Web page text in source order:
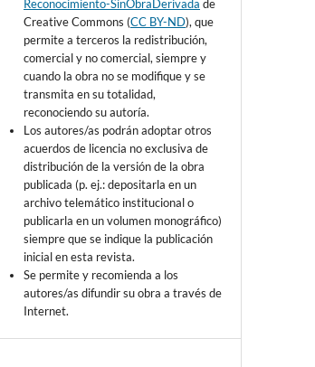
Reconocimiento-SinObraDerivada de
Creative Commons (CC BY-ND), que
permite a terceros la redistribución,
comercial y no comercial, siempre y
cuando la obra no se modifique y se
transmita en su totalidad,
reconociendo su autoría.
Los autores/as podrán adoptar otros
acuerdos de licencia no exclusiva de
distribución de la versión de la obra
publicada (p. ej.: depositarla en un
archivo telemático institucional o
publicarla en un volumen monográfico)
siempre que se indique la publicación
inicial en esta revista.
Se permite y recomienda a los
autores/as difundir su obra a través de
Internet.